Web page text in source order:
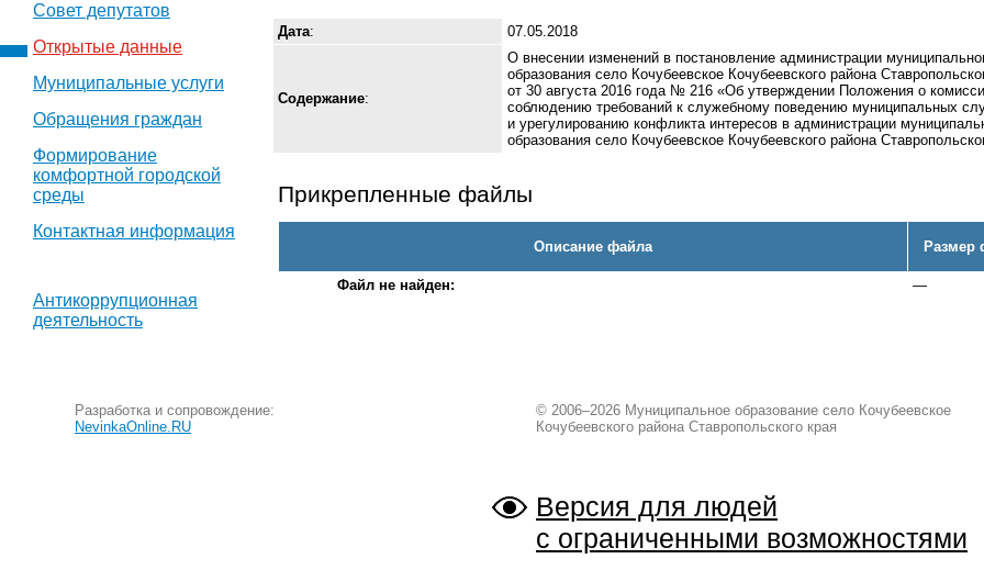
Совет депутатов
Открытые данные
Муниципальные услуги
Обращения граждан
Формирование
комфортной городской
среды
Контактная информация
Антикоррупционная
деятельность
Дата: 07.05.2018
Содержание:
О внесении изменений в постановление администрации
образования село Кочубеевское Кочубеевского района
от 30 августа 2016 года № 216 «Об утверждении Положения о
соблюдению требований к служебному поведению муниципальных
и урегулированию конфликта интересов в администрации
образования село Кочубеевское Кочубеевского района
Прикрепленные файлы
Описание файла Размер
Файл не найден: —
Разработка и сопровождение:
NevinkaOnline.RU
© 2006–2026 Муниципальное образование село Кочубеевское
Кочубеевского района Ставропольского края
Версия для людей
с ограниченными возможностями